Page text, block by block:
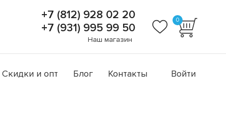
+7 (812) 928 02 20
+7 (931) 995 99 50
Наш магазин
0
Скидки и опт Блог Контакты Войти